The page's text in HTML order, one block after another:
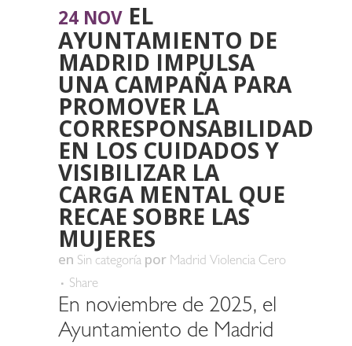
24 NOV EL
AYUNTAMIENTO DE
MADRID IMPULSA
UNA CAMPAÑA PARA
PROMOVER LA
CORRESPONSABILIDAD
EN LOS CUIDADOS Y
VISIBILIZAR LA
CARGA MENTAL QUE
RECAE SOBRE LAS
MUJERES
en Sin categoría por Madrid Violencia Cero
Share
En noviembre de 2025, el
Ayuntamiento de Madrid